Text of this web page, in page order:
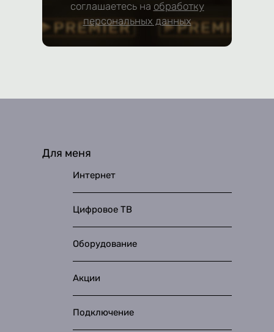
соглашаетесь на обработку
персональных данных
Для меня
Интернет
Цифровое ТВ
Оборудование
Акции
Подключение